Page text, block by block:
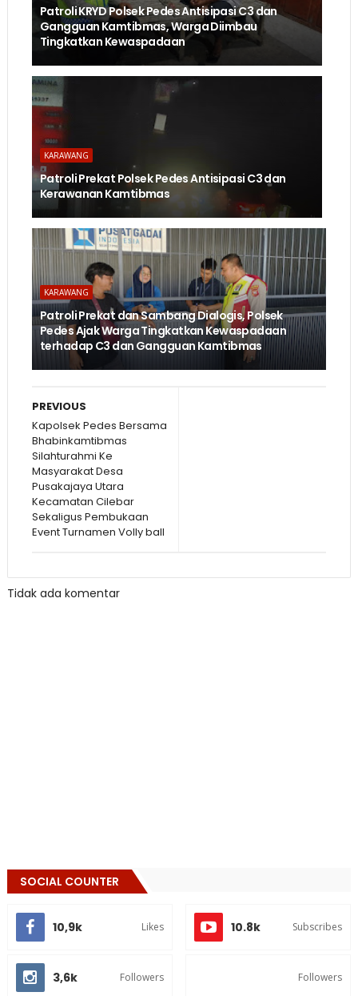
Patroli KRYD Polsek Pedes Antisipasi C3 dan
Gangguan Kamtibmas, Warga Diimbau
Tingkatkan Kewaspadaan
KARAWANG
Patroli Prekat Polsek Pedes Antisipasi C3 dan
Kerawanan Kamtibmas
KARAWANG
Patroli Prekat dan Sambang Dialogis, Polsek
Pedes Ajak Warga Tingkatkan Kewaspadaan
terhadap C3 dan Gangguan Kamtibmas
PREVIOUS
Kapolsek Pedes Bersama
Bhabinkamtibmas
Silahturahmi Ke
Masyarakat Desa
Pusakajaya Utara
Kecamatan Cilebar
Sekaligus Pembukaan
Event Turnamen Volly ball
Tidak ada komentar
SOCIAL COUNTER
10,9k Likes 10.8k Subscribes
3,6k Followers Followers